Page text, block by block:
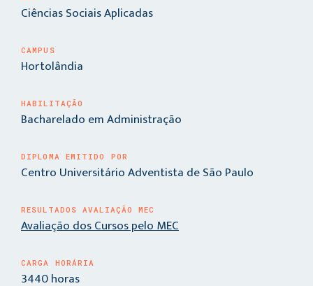
Ciências Sociais Aplicadas
CAMPUS
Hortolândia
HABILITAÇÃO
Bacharelado em Administração
DIPLOMA EMITIDO POR
Centro Universitário Adventista de São Paulo
RESULTADOS AVALIAÇÃO MEC
Avaliação dos Cursos pelo MEC
CARGA HORÁRIA
3440 horas